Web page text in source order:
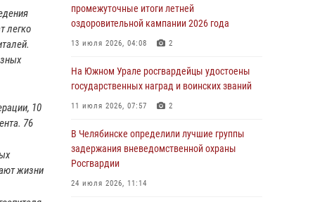
легко
10
76
жизни
военно-полевые сборы для кадетов
04 августа 2026, 10:03 1
воров в Челябинске
04 августа 2026, 10:00
задержали подозреваемого в совершении
убийства
03 августа 2026, 11:41
промежуточные итоги летней
оздоровительной кампании 2026 года
13 июля 2026, 04:08 2
На Южном Урале росгвардейцы удостоены
государственных наград и воинских званий
11 июля 2026, 07:57 2
В Челябинске определили лучшие группы
задержания вневедомственной охраны
Росгвардии
24 июля 2026, 11:14